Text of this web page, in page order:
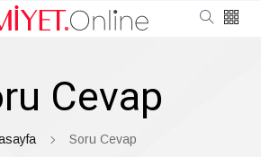
Cevap
Soru Cevap